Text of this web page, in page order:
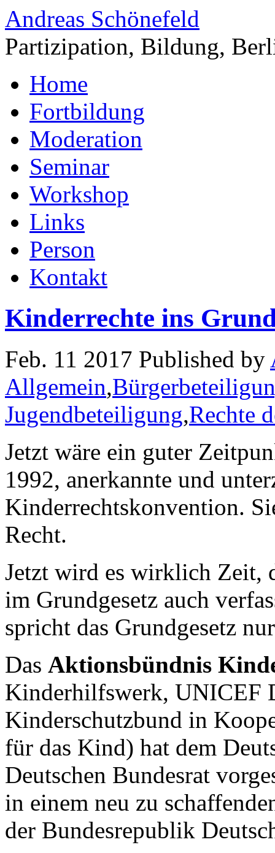
Andreas Schönefeld
Partizipation, Bildung,
Home
Fortbildung
Moderation
Seminar
Workshop
Links
Person
Kontakt
Kinderrechte ins
Feb. 11 2017 Published by
Allgemein,
Jugendbeteiligung,Rechte
Jetzt wäre ein guter
1992, anerkannte und
Kinderrechtskonvention.
Recht.
Jetzt wird es wirklich Zeit,
im Grundgesetz auch
spricht das Grundgesetz
Das Aktionsbündnis
Kinderhilfswerk, UNICEF
Kinderschutzbund in
für das Kind) hat dem
Deutschen Bundesrat
in einem neu zu
der Bundesrepublik